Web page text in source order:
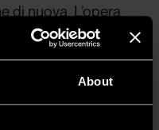
About
di nuova. L’opera
scultura fisica e un
riflette e amplifica il
il confronto tra i
sono poche e